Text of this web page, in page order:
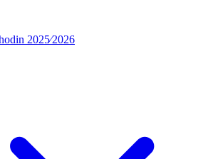
2025⁄2026